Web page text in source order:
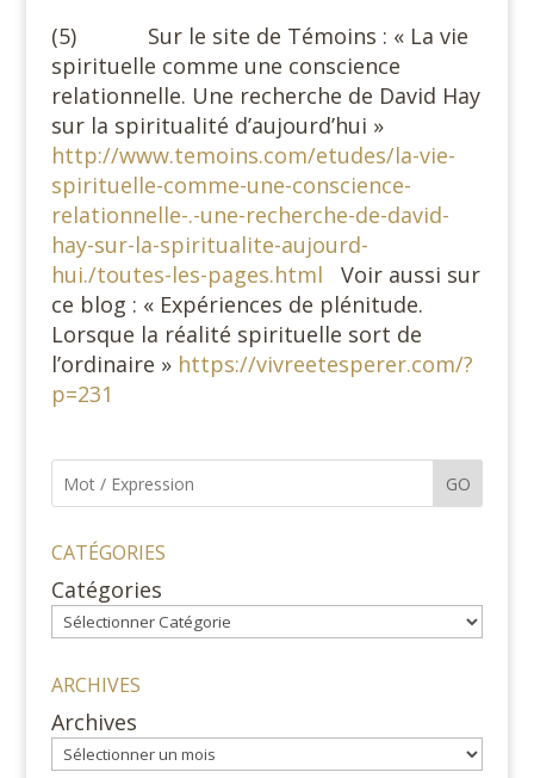
(5) Sur le site de Témoins : « La vie
spirituelle comme une conscience
relationnelle. Une recherche de David Hay
sur la spiritualité d’aujourd’hui »
http://www.temoins.com/etudes/la-vie-
spirituelle-comme-une-conscience-
relationnelle-.-une-recherche-de-david-
hay-sur-la-spiritualite-aujourd-
hui./toutes-les-pages.html Voir aussi sur
ce blog : « Expériences de plénitude.
Lorsque la réalité spirituelle sort de
l’ordinaire » https://vivreetesperer.com/?
p=231
GO
CATÉGORIES
Catégories
ARCHIVES
Archives